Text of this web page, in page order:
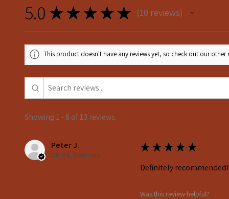
5.0 ★★★★★ 10 reviews
10
This product doesn't have any reviews yet, so check out our other
Showing 1 - 6 of 10 reviews.
Peter J.
DK-84, Denmark
★★★★★
Definitely recommended!
Was this review helpful?